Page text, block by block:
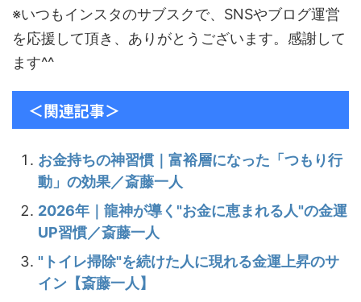
※いつもインスタのサブスクで、SNSやブログ運営
を応援して頂き、ありがとうございます。感謝して
ます^^
＜関連記事＞
お金持ちの神習慣｜富裕層になった「つもり行
動」の効果／斎藤一人
2026年｜龍神が導く"お金に恵まれる人"の金運
UP習慣／斎藤一人
"トイレ掃除"を続けた人に現れる金運上昇のサ
イン【斎藤一人】